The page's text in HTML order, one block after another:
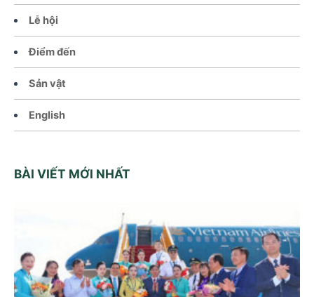
Lễ hội
Điểm đến
Sản vật
English
BÀI VIẾT MỚI NHẤT